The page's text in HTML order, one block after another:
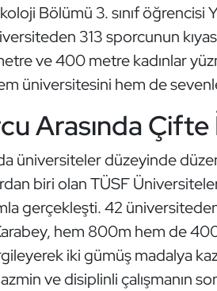
Bölümü 3. sınıf öğrencisi
313 sporcunun
ve 400 metre kadınlar
üniversitesini hem de
Arasında
üniversiteler düzeyinde
biri olan TÜSF
gerçekleşti. 42
hem 800m hem de
iki gümüş madalya
ve disiplinli çalışmanın